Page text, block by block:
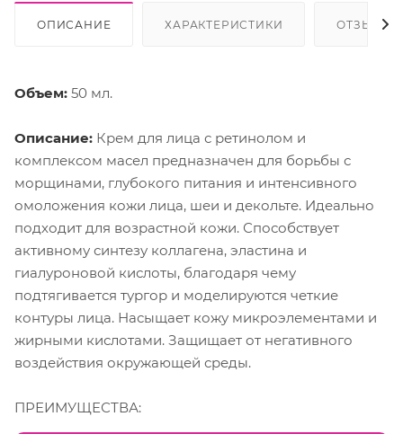
ОПИСАНИЕ ХАРАКТЕРИСТИКИ ОТЗЫВЫ
Объем: 50 мл.
Описание: Крем для лица с ретинолом и
комплексом масел предназначен для борьбы с
морщинами, глубокого питания и интенсивного
омоложения кожи лица, шеи и декольте. Идеально
подходит для возрастной кожи. Способствует
активному синтезу коллагена, эластина и
гиалуроновой кислоты, благодаря чему
подтягивается тургор и моделируются четкие
контуры лица. Насыщает кожу микроэлементами и
жирными кислотами. Защищает от негативного
воздействия окружающей среды.
ПРЕИМУЩЕСТВА: